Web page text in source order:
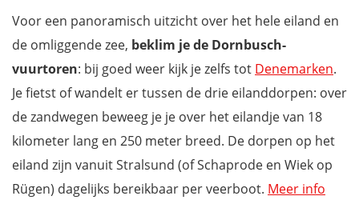
Voor een panoramisch uitzicht over het hele eiland en
de omliggende zee, beklim je de Dornbusch-
vuurtoren: bij goed weer kijk je zelfs tot Denemarken.
Je fietst of wandelt er tussen de drie eilanddorpen: over
de zandwegen beweeg je je over het eilandje van 18
kilometer lang en 250 meter breed. De dorpen op het
eiland zijn vanuit Stralsund (of Schaprode en Wiek op
Rügen) dagelijks bereikbaar per veerboot. Meer info